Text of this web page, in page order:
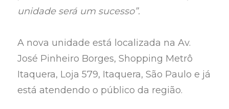
unidade será um sucesso”.
A nova unidade está localizada na Av.
José Pinheiro Borges, Shopping Metrô
Itaquera, Loja 579, Itaquera, São Paulo e já
está atendendo o público da região.